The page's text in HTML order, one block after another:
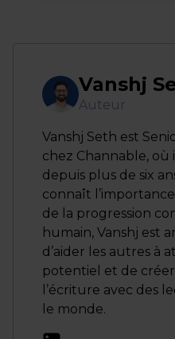
Vanshj
Auteur
Vanshj Seth est
chez Channable,
depuis plus de six
connaît
de la progression
humain, Vanshj est
d’aider les autres à
potentiel et de
l’écriture avec des
le monde.